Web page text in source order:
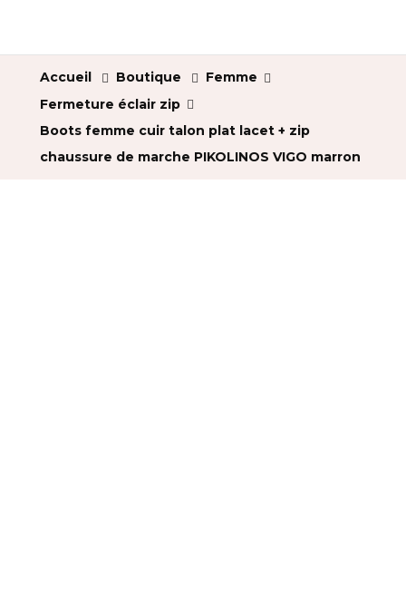
Accueil Boutique
Femme
Fermeture éclair zip
Boots femme cuir talon plat lacet + zip
chaussure de marche PIKOLINOS VIGO marron